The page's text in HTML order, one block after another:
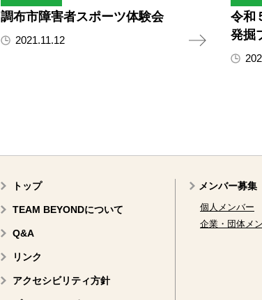
調布市障害者スポーツ体験会
2021.11.12
令和
発掘
トップ
TEAM BEYONDについて
Q&A
リンク
アクセシビリティ方針
メンバー募集
個人メンバー
企業・団体メ